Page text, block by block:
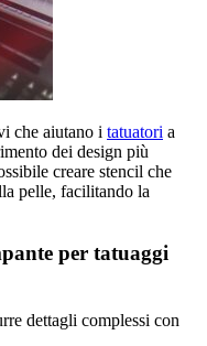
che aiutano i tatuatori a
dei design più
creare stencil che
pelle, facilitando la
per tatuaggi
dettagli complessi con